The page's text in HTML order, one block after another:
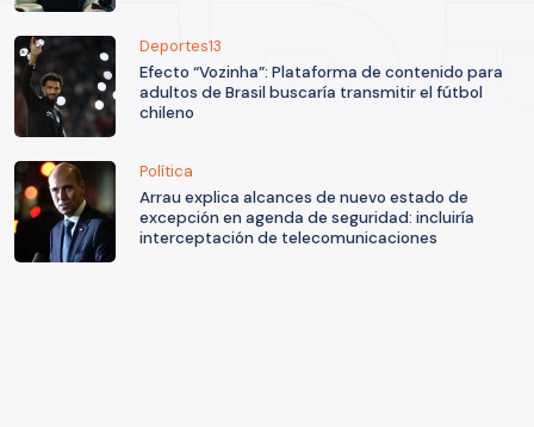
Deportes13
Efecto “Vozinha”: Plataforma de contenido para
adultos de Brasil buscaría transmitir el fútbol
chileno
Política
Arrau explica alcances de nuevo estado de
excepción en agenda de seguridad: incluiría
interceptación de telecomunicaciones